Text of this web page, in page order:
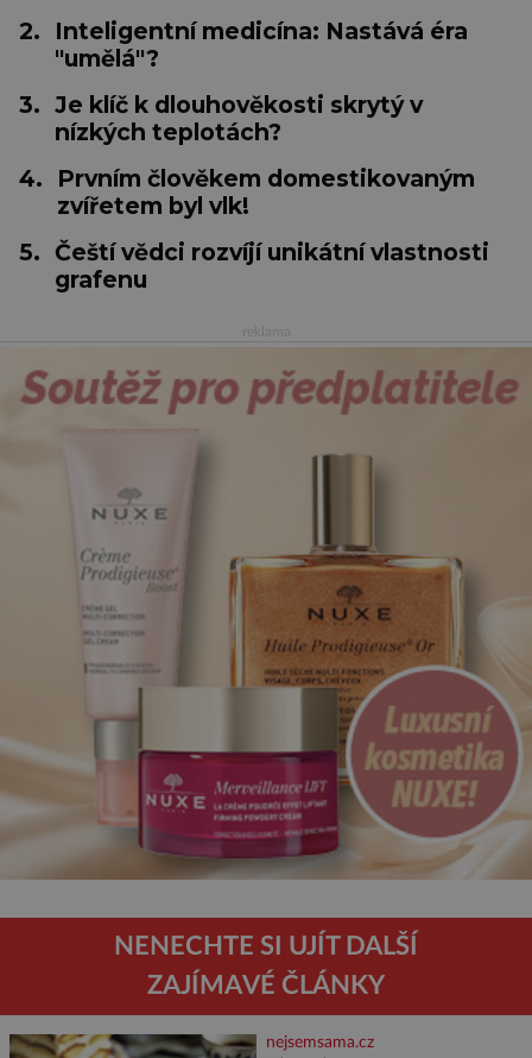
2.
Inteligentní medicína: Nastává éra
"umělá"?
3. Je klíč k dlouhověkosti skrytý v
nízkých teplotách?
4.
Prvním člověkem domestikovaným
zvířetem byl vlk!
5. Čeští vědci rozvíjí unikátní vlastnosti
grafenu
NENECHTE SI UJÍT DALŠÍ
ZAJÍMAVÉ ČLÁNKY
nejsemsama.cz